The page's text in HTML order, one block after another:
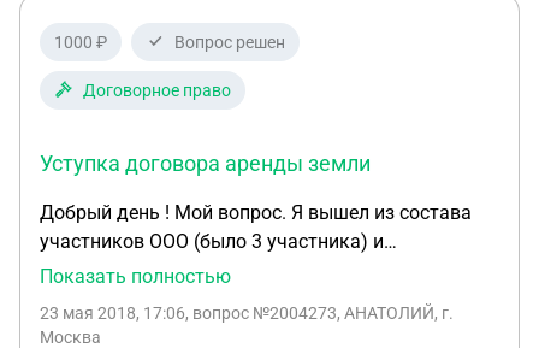
1000 ₽ Вопрос решен
Договорное право
Уступка договора аренды земли
Добрый день ! Мой вопрос. Я вышел из состава
участников ООО (было 3 участника) и
Ген.директор (моя жена ) выплатила мне
действительную стоимость ( не рыночную) при
выходе. Часть действительной стоимости была
Показать полностью
23 мая 2018, 17:06, вопрос №2004273, АНАТОЛИЙ, г.
Москва